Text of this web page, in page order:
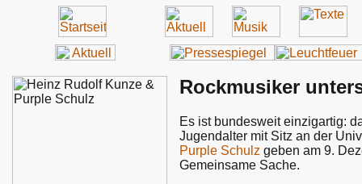
Rockmusiker
Es ist bundesweit einzigartig:
Jugendalter mit Sitz an der
Purple Schulz geben am 9.
Gemeinsame Sache.